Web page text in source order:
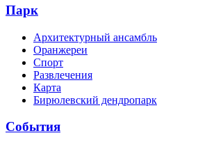
Парк
Архитектурный ансамбль
Оранжереи
Спорт
Развлечения
Карта
Бирюлевский дендропарк
События